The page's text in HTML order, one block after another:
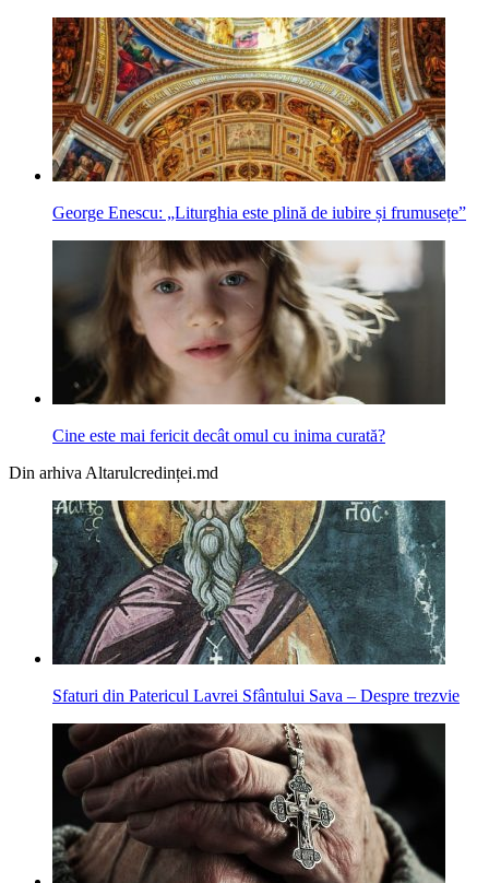
George Enescu: „Liturghia este plină de iubire și frumusețe”
Cine este mai fericit decât omul cu inima curată?
Din arhiva Altarulcredinței.md
Sfaturi din Patericul Lavrei Sfântului Sava – Despre trezvie